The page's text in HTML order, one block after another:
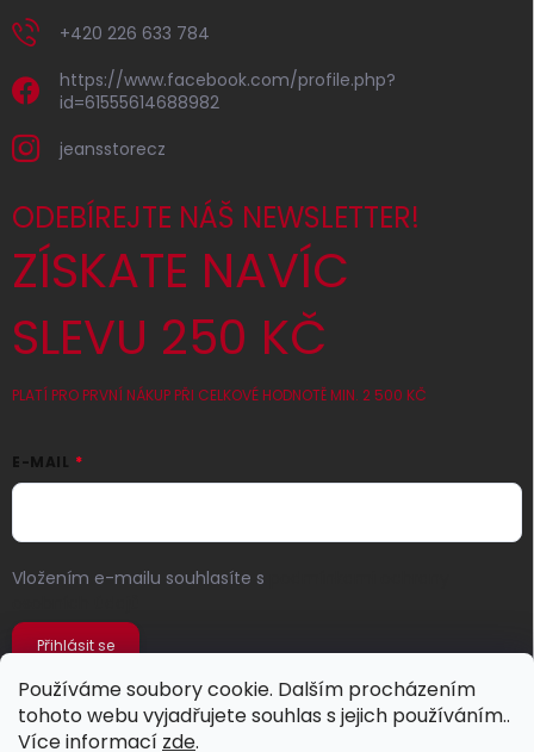
Používáme soubory cookie. Dalším procházením
tohoto webu vyjadřujete souhlas s jejich používáním..
Více informací zde.
+420 226 633 784
https://www.facebook.com/profile.php?
id=61555614688982
jeansstorecz
ODEBÍREJTE NÁŠ NEWSLETTER!
ZÍSKATE NAVÍC
SLEVU 250 KČ
PLATÍ PRO PRVNÍ NÁKUP PŘI CELKOVÉ HODNOTĚ MIN. 2 500 KČ
E-MAIL
Vložením e-mailu souhlasíte s
Přihlásit se